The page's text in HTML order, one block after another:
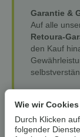
Garantie &
Auf alle
Retoura-
den Kauf
Wie wir
Durch Klicken
folgender